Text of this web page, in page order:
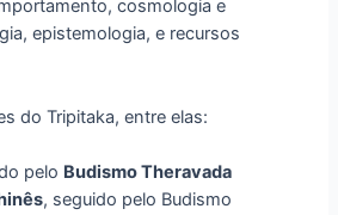
cosmologia e
epistemologia, e recursos
do Tripitaka, entre elas:
pelo Budismo Theravada
, seguido pelo Budismo